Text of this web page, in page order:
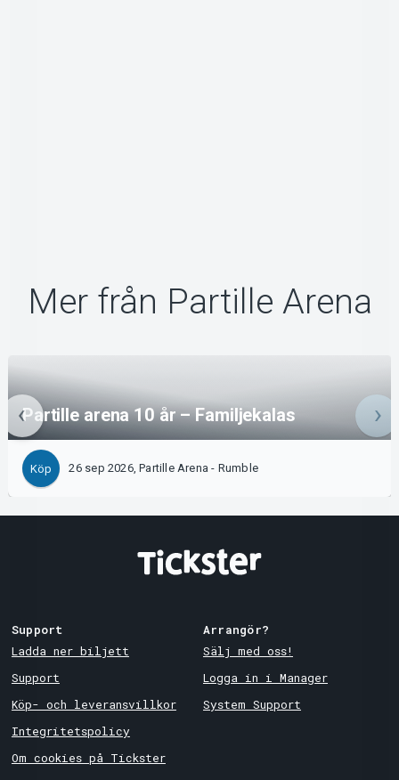
Mer från Partille Arena
Partille arena 10 år – Familjekalas
Köp 26 sep 2026, Partille Arena - Rumble
Support
Ladda ner biljett
Support
Köp- och leveransvillkor
Integritetspolicy
Om cookies på Tickster
Arrangör?
Sälj med oss!
Logga in i Manager
System Support